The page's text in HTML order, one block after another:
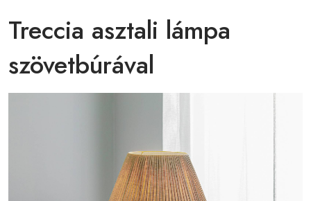
Treccia asztali lámpa
szövetbúrával